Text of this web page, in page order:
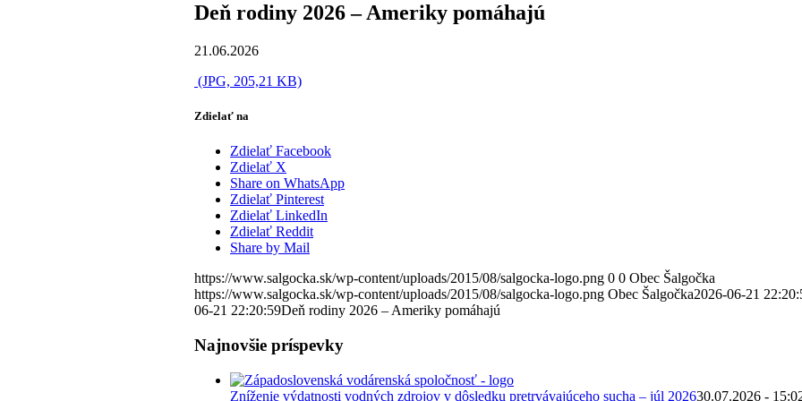
Deň rodiny 2026 – Ameriky pomáhajú
21.06.2026
(JPG, 205,21 KB)
Zdielať na
Zdielať Facebook
Zdielať X
Share on WhatsApp
Zdielať Pinterest
Zdielať LinkedIn
Zdielať Reddit
Share by Mail
https://www.salgocka.sk/wp-content/uploads/2015/08/salgocka-logo.png 0 0 Obec Šalgočka
https://www.salgocka.sk/wp-content/uploads/2015/08/salgocka-logo.png Obec Šalgočka2026-06-21
06-21 22:20:59Deň rodiny 2026 – Ameriky pomáhajú
Najnovšie príspevky
Zníženie výdatnosti vodných zdrojov v dôsledku pretrvávajúceho sucha – júl 202630.07.2026 -